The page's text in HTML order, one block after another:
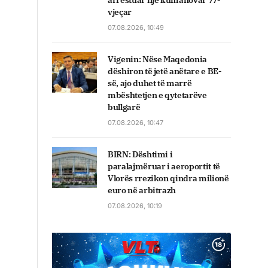
vjeçar
07.08.2026, 10:49
Vigenin: Nëse Maqedonia
dëshiron të jetë anëtare e BE-
së, ajo duhet të marrë
mbështetjen e qytetarëve
bullgarë
07.08.2026, 10:47
BIRN: Dështimi i
paralajmëruar i aeroportit të
Vlorës rrezikon qindra milionë
euro në arbitrazh
07.08.2026, 10:19